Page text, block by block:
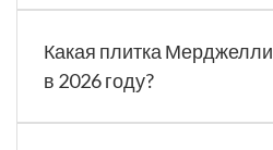
Какая плитка
в 2026 году?